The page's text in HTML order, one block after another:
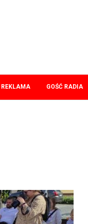
REKLAMA GOŚĆ RADIA